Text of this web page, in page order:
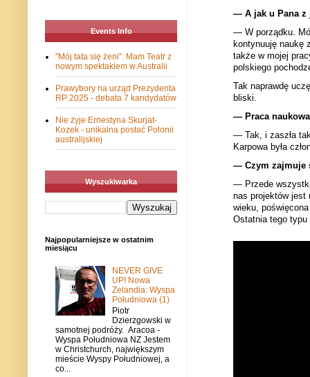
— A jak u Pana z
— W porządku.
kontynuuję naukę
także w mojej
polskiego
Tak naprawdę
bliski.
— Praca
— Tak, i zaszła
Karpowa była
— Czym zajmuje
— Przede
nas projektów jest
wieku,
Ostatnia tego typu
Events Info
"Mój tata się żeni". Mam Teatr z
nowym spektaklem w Australii
Prawybory na urząd Prezydenta
RP 2025 - debata 7 kandydatów
Nie żyje Ernestyna Skurjat-
Kozek - unikalna postać Polonii
australijskiej
Wyszukiwarka
Najpopularniejsze w ostatnim
miesiącu
NEVER GIVE
UP! Nowa
Zelandia: Wyspa
Południowa (1)
Piotr
Dzierzgowski w
samotnej podróży. Aracoa -
Wyspa Południowa NZ Jestem
w Christchurch, największym
mieście Wyspy Południowej, a
co...